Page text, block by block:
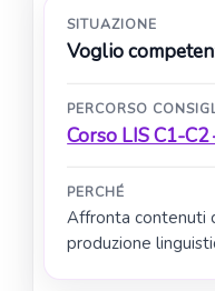
SITUAZIONE
Voglio
PERCORSO
Corso LIS C1-
PERCHÉ
Affronta contenuti
produzione